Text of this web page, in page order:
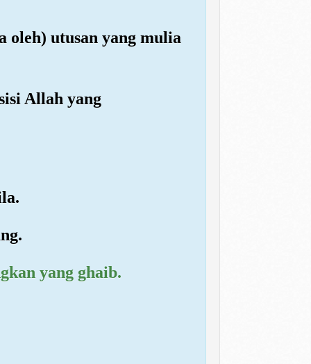
oleh) utusan yang mulia
Allah yang
yang ghaib.